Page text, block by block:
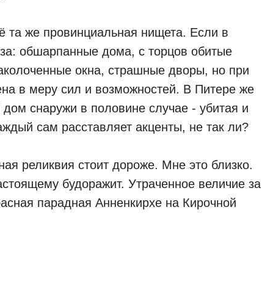
та же провинциальная нищета. Если в
обшарпанные дома, с торцов обитые
окна, страшные дворы, но при
в меру сил и возможностей. В Питере же
снаружи в половине случае - убитая и
сам расставляет акценты, не так ли?
реликвия стоит дороже. Мне это близко.
будоражит. Утраченное величие за
парадная Анненкирхе на Кирочной